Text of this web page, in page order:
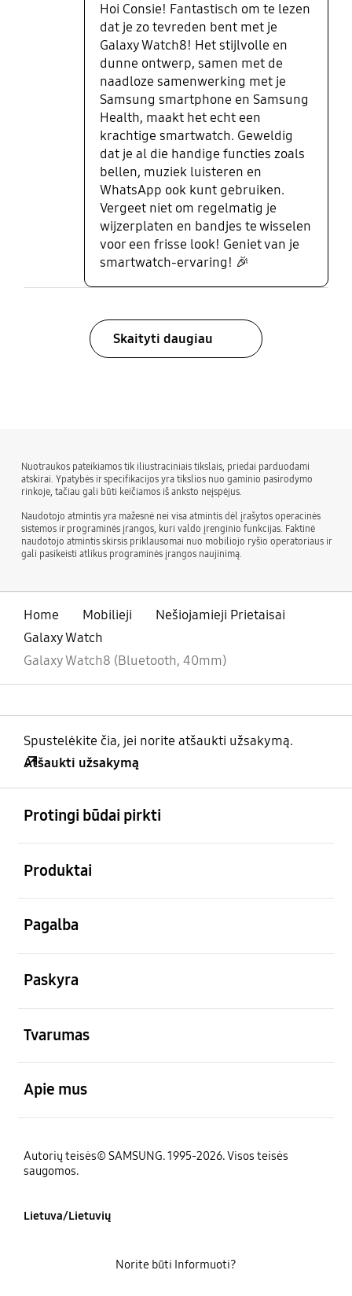
Hoi Consie! Fantastisch om te lezen
dat je zo tevreden bent met je
Galaxy Watch8! Het stijlvolle en
dunne ontwerp, samen met de
naadloze samenwerking met je
Samsung smartphone en Samsung
Health, maakt het echt een
krachtige smartwatch. Geweldig
dat je al die handige functies zoals
bellen, muziek luisteren en
WhatsApp ook kunt gebruiken.
Vergeet niet om regelmatig je
wijzerplaten en bandjes te wisselen
voor een frisse look! Geniet van je
smartwatch-ervaring! 🎉
Skaityti daugiau
Nuotraukos pateikiamos tik iliustraciniais tikslais, priedai parduodami
atskirai. Ypatybės ir specifikacijos yra tikslios nuo gaminio pasirodymo
rinkoje, tačiau gali būti keičiamos iš anksto neįspėjus.
Naudotojo atmintis yra mažesnė nei visa atmintis dėl įrašytos operacinės
sistemos ir programinės įrangos, kuri valdo įrenginio funkcijas. Faktinė
naudotojo atmintis skirsis priklausomai nuo mobiliojo ryšio operatoriaus ir
gali pasikeisti atlikus programinės įrangos naujinimą.
Home Mobilieji
Nešiojamieji Prietaisai
Galaxy Watch
Galaxy Watch8 (Bluetooth, 40mm)
Spustelėkite čia, jei norite atšaukti užsakymą.
Atšaukti užsakymą
Protingi būdai pirkti
Produktai
Pagalba
Paskyra
Tvarumas
Apie mus
Autorių teisės© SAMSUNG. 1995-2026. Visos teisės
saugomos.
Lietuva/Lietuvių
Norite būti Informuoti?